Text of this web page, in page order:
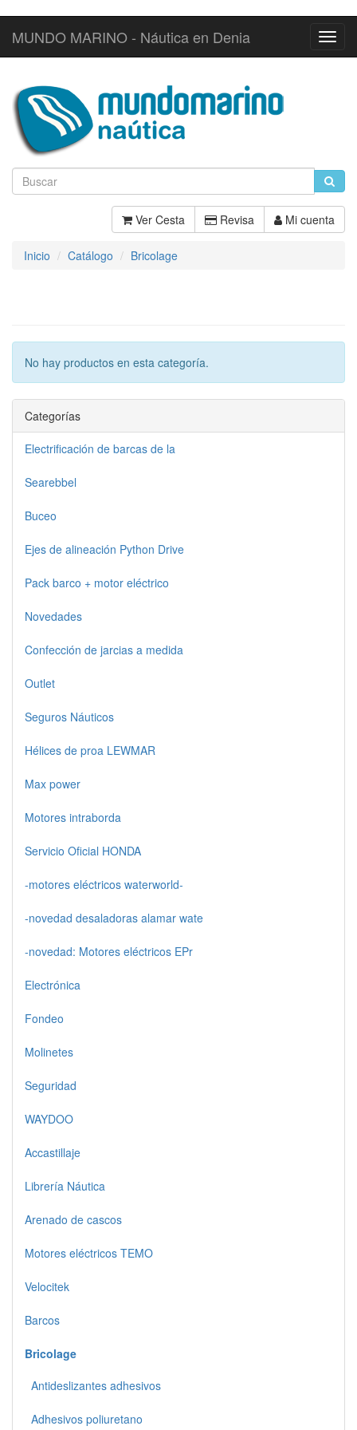
MUNDO MARINO - Náutica en Denia
Ver Cesta Revisa Mi cuenta
Inicio Catálogo Bricolage
No hay productos en esta categoría.
Categorías
Electrificación de barcas de la
Searebbel
Buceo
Ejes de alineación Python Drive
Pack barco + motor eléctrico
Novedades
Confección de jarcias a medida
Outlet
Seguros Náuticos
Hélices de proa LEWMAR
Max power
Motores intraborda
Servicio Oficial HONDA
-motores eléctricos waterworld-
-novedad desaladoras alamar wate
-novedad: Motores eléctricos EPr
Electrónica
Fondeo
Molinetes
Seguridad
WAYDOO
Accastillaje
Librería Náutica
Arenado de cascos
Motores eléctricos TEMO
Velocitek
Barcos
Bricolage
Antideslizantes adhesivos
Adhesivos poliuretano